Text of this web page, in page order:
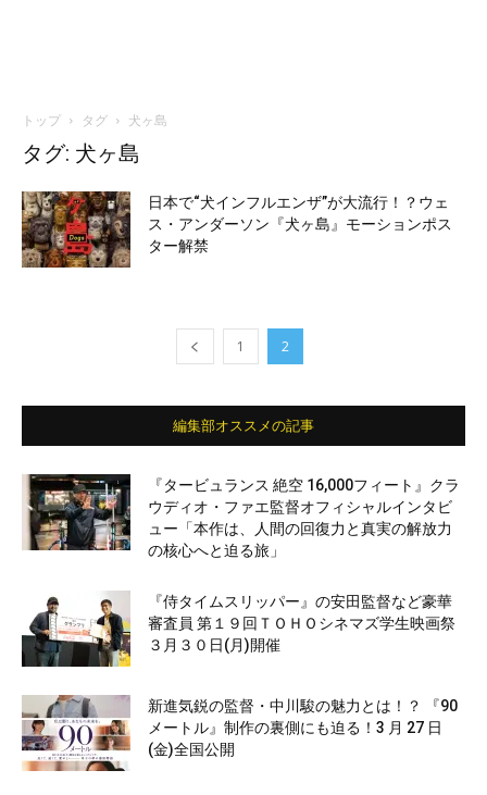
トップ タグ 犬ヶ島
タグ: 犬ヶ島
日本で“犬インフルエンザ”が大流行！？ウェ
ス・アンダーソン『犬ヶ島』モーションポス
ター解禁
1 2
編集部オススメの記事
『タービュランス 絶空 16,000フィート』クラ
ウディオ・ファエ監督オフィシャルインタビ
ュー「本作は、人間の回復力と真実の解放力
の核心へと迫る旅」
『侍タイムスリッパー』の安田監督など豪華
審査員 第１９回ＴＯＨＯシネマズ学生映画祭
３月３０日(月)開催
新進気鋭の監督・中川駿の魅力とは！？ 『90
メートル』制作の裏側にも迫る！3 月 27 日
(金)全国公開